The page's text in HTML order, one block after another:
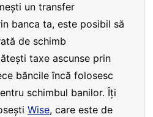
un transfer
banca ta, este posibil să
de schimb
taxe ascunse prin
băncile încă folosesc
schimbul banilor. Îți
Wise, care este de